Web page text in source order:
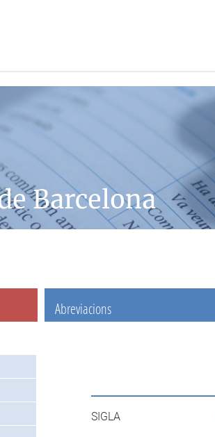
Barcelona
Abreviacions
SIGLA